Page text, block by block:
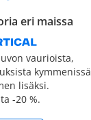
eri maissa
vaurioista,
kymmenissä
lisäksi.
-20 %.